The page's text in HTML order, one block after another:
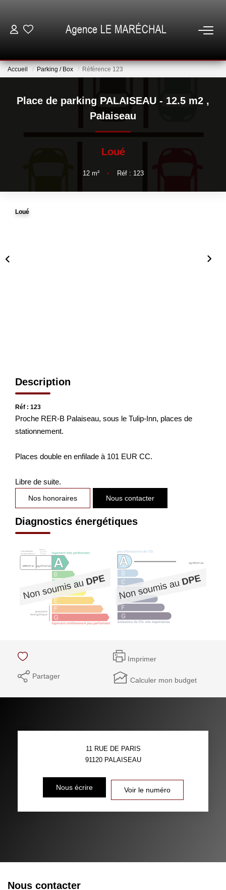
NOTRE AGENCE
GESTION
Accueil Parking / Box Référence 123
Place de parking PALAISEAU - 12.5 m2 ,
Palaiseau
Loué
12m² • Réf : 123
Loué
Description
Réf : 123
Proche RER-B Palaiseau, sous le Tulip-Inn, places de
stationnement.
Places double en enfilade à 101 EUR CC.
Libre de suite.
Nos honoraires Nous contacter
Diagnostics énergétiques
Imprimer
Partager Calculer mon budget
11 RUE DE PARIS
91120 PALAISEAU
Nous écrire Voir le numéro
Nous contacter